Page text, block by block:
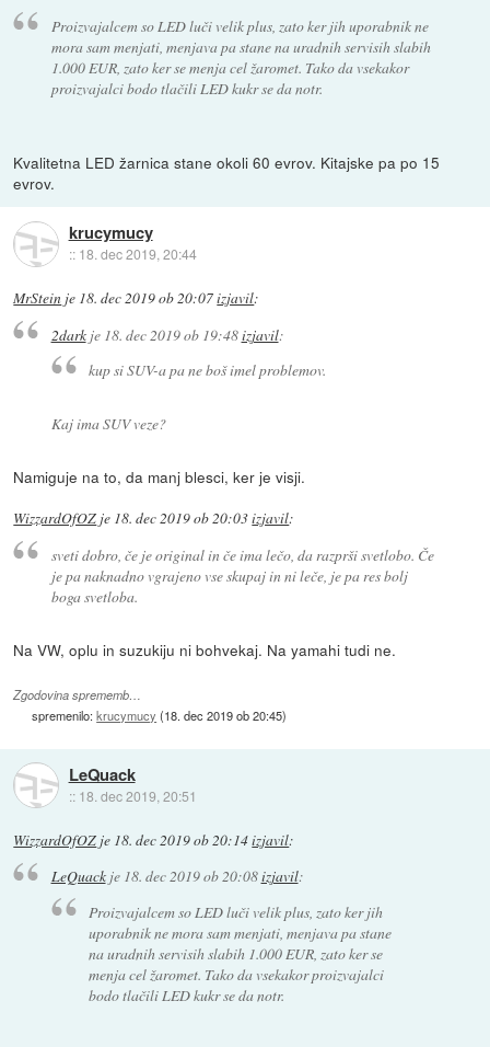
Proizvajalcem so LED luči velik plus, zato ker jih uporabnik ne
mora sam menjati, menjava pa stane na uradnih servisih slabih
1.000 EUR, zato ker se menja cel žaromet. Tako da vsekakor
proizvajalci bodo tlačili LED kukr se da notr.
Kvalitetna LED žarnica stane okoli 60 evrov. Kitajske pa po 15
evrov.
krucymucy
:: 18. dec 2019, 20:44
MrStein je 18. dec 2019 ob 20:07izjavil:
2darkje 18. dec 2019 ob 19:48izjavil:
kup si SUV-a pa ne boš imel problemov.
Kaj ima SUV veze?
Namiguje na to, da manj blesci, ker je visji.
WizzardOfOZ je 18. dec 2019 ob 20:03izjavil:
sveti dobro, če je original in če ima lečo, da razprši svetlobo. Če
je pa naknadno vgrajeno vse skupaj in ni leče, je pa res bolj
boga svetloba.
Na VW, oplu in suzukiju ni bohvekaj. Na yamahi tudi ne.
Zgodovina sprememb…
spremenilo:krucymucy (18. dec 2019 ob 20:45)
LeQuack
:: 18. dec 2019, 20:51
WizzardOfOZ je 18. dec 2019 ob 20:14izjavil:
LeQuackje 18. dec 2019 ob 20:08izjavil:
Proizvajalcem so LED luči velik plus, zato ker jih
uporabnik ne mora sam menjati, menjava pa stane
na uradnih servisih slabih 1.000 EUR, zato ker se
menja cel žaromet. Tako da vsekakor proizvajalci
bodo tlačili LED kukr se da notr.